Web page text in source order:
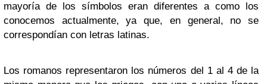
mayoría de los símbolos eran diferentes a como los
conocemos actualmente, ya que, en general, no se
correspondían con letras latinas.
Los romanos representaron los números del 1 al 4 de la